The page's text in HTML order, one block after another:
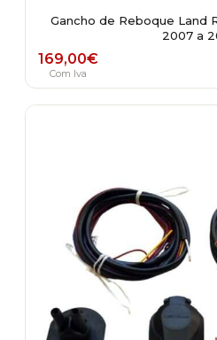
Gancho de Reboque Land
2007 a
169,00€
Com Iva